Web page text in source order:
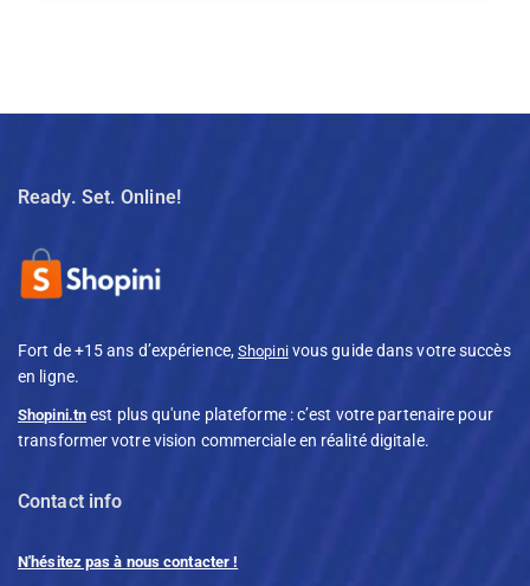
Ready. Set. Online!
Fort de +15 ans d’expérience, Shopinivous guide dans votre succès
en ligne.
Shopini.tn est plus qu'une plateforme : c’est votre partenaire pour
transformer votre vision commerciale en réalité digitale.
Contact info
N'hésitez pas à nous contacter !